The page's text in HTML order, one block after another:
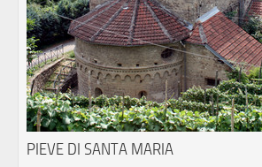
PIEVE DI SANTA MARIA